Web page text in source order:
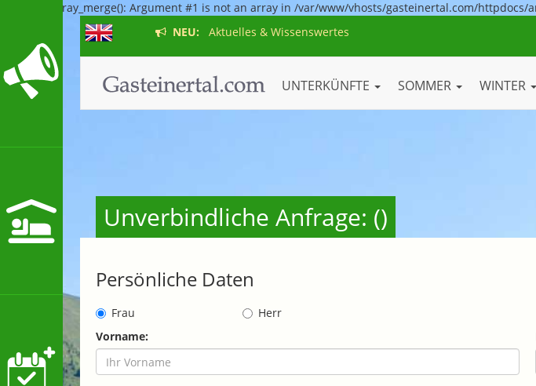
Warning: array_merge(): Argument #1 is not an array in /var/www/vhosts/gasteinertal.com/
NEU: Aktuelles & Wissenswertes
UNTERKÜNFTE SOMMER WINTER
Unverbindliche Anfrage: ()
Persönliche Daten
Frau
Herr
Vorname: